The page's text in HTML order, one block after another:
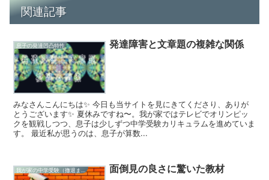
関連記事
息子の発達凹凸特性 発達障害と文章題の複雑な関係
みなさんこんにちは✨ 今日も当サイトを見にきてくださり、ありが
とうございます✨ 夏休みですね〜。我が家ではテレビでオリンピッ
クを観戦しつつ、息子は少しずつ中学受験カリキュラムを進めていま
す。 最近私が思うのは、息子が算数...
面倒見の良さに驚いた教材